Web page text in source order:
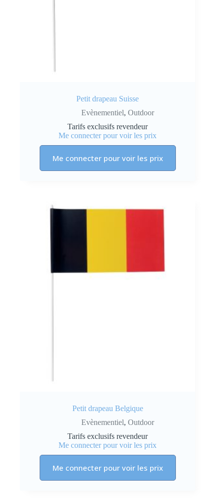
Petit drapeau Suisse
Evènementiel, Outdoor
Tarifs exclusifs revendeur
Me connecter pour voir les prix
Me connecter pour voir les prix
Petit drapeau Belgique
Evènementiel, Outdoor
Tarifs exclusifs revendeur
Me connecter pour voir les prix
Me connecter pour voir les prix